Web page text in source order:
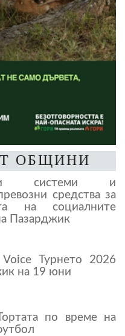
ОБЩИНИ
системи и
средства за
на социалните
Пазарджик
Voice Турнето 2026
на 19 юни
по време на